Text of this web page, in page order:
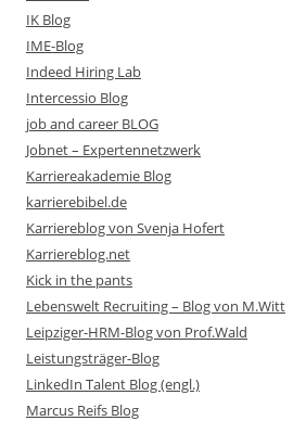
IK Blog
IME-Blog
Indeed Hiring Lab
Intercessio Blog
job and career BLOG
Jobnet – Expertennetzwerk
Karriereakademie Blog
karrierebibel.de
Karriereblog von Svenja Hofert
Karriereblog.net
Kick in the pants
Lebenswelt Recruiting – Blog von M.Witt
Leipziger-HRM-Blog von Prof.Wald
Leistungsträger-Blog
LinkedIn Talent Blog (engl.)
Marcus Reifs Blog